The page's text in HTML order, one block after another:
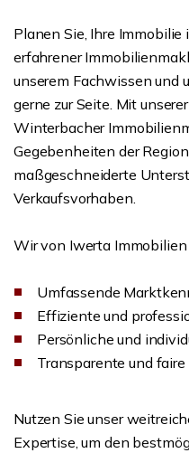
Planen Sie, Ihre
erfahrener
unserem Fachwissen und
gerne zur Seite. Mit
Winterbacher
Gegebenheiten der
maßgeschneiderte
Verkaufsvorhaben.
Wir von Iwerta
Umfassende
Effiziente und
Persönliche und
Transparente und
Nutzen Sie unser
Expertise, um den